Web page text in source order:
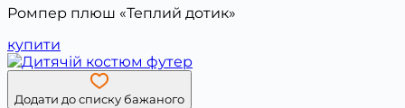
Ромпер плюш «Теплий дотик»
купити
Додати до списку бажаного